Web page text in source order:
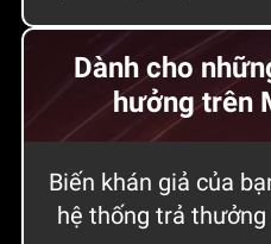
Dành cho
hưởng trên
Biến khán giả của
hệ thống trả